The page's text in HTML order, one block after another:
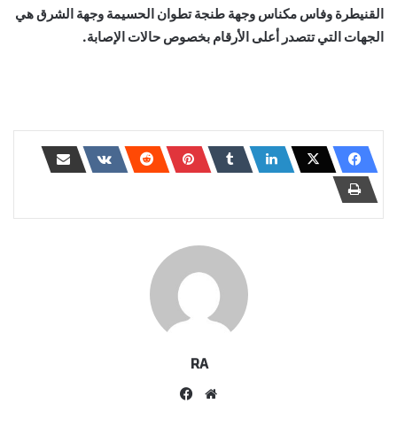
القنيطرة وفاس مكناس وجهة طنجة تطوان الحسيمة وجهة الشرق هي
الجهات التي تتصدر أعلى الأرقام بخصوص حالات الإصابة.
RA
موقع